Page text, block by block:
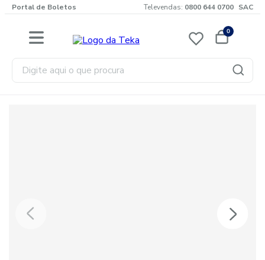
Portal de Boletos Televendas: 0800 644 0700 SAC
0
Digite aqui o que procura